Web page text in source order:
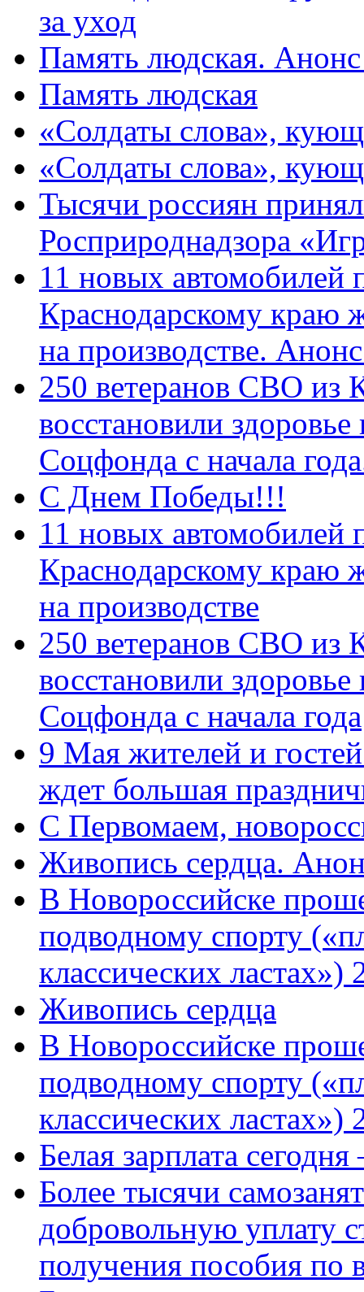
за уход
Память людская.
Память людская
«Солдаты слова»,
«Солдаты слова»,
Тысячи россиян
Росприроднадзора
11 новых автомобилей
Краснодарскому краю
на производстве.
250 ветеранов СВО из
восстановили
Соцфонда с начала
С Днем Победы!!!
11 новых автомобилей
Краснодарскому краю
на производстве
250 ветеранов СВО из
восстановили
Соцфонда с начала года
9 Мая жителей и
ждет большая
C Первомаем,
Живопись сердца.
В Новороссийске
подводному спорту
классических
Живопись сердца
В Новороссийске
подводному спорту
классических ластах»)
Белая зарплата
Более тысячи
добровольную уплату
получения пособия по